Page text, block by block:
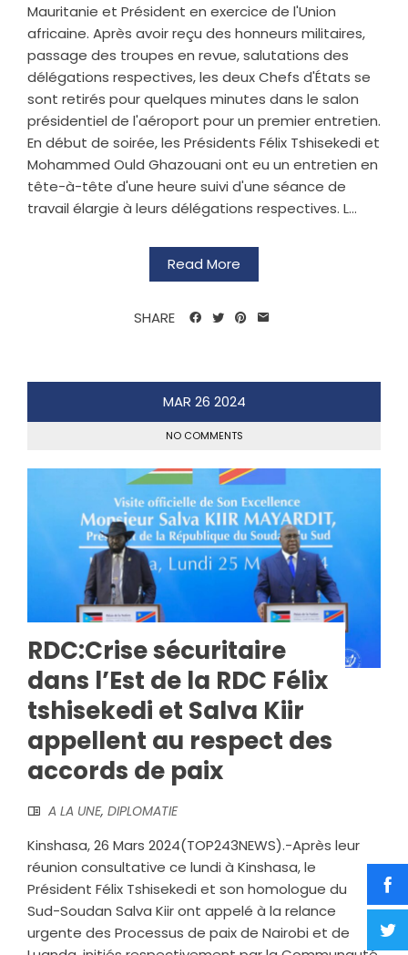
Mauritanie et Président en exercice de l'Union
africaine. Après avoir reçu des honneurs militaires,
passage des troupes en revue, salutations des
délégations respectives, les deux Chefs d'États se
sont retirés pour quelques minutes dans le salon
présidentiel de l'aéroport pour un premier entretien.
En début de soirée, les Présidents Félix Tshisekedi et
Mohammed Ould Ghazouani ont eu un entretien en
tête-à-tête d'une heure suivi d'une séance de
travail élargie à leurs délégations respectives. L...
Read More
SHARE
MAR 26 2024
NO COMMENTS
RDC:Crise sécuritaire
dans l’Est de la RDC Félix
tshisekedi et Salva Kiir
appellent au respect des
accords de paix
A LA UNE, DIPLOMATIE
Kinshasa, 26 Mars 2024(TOP243NEWS).-Après leur
réunion consultative ce lundi à Kinshasa, le
Président Félix Tshisekedi et son homologue du
Sud-Soudan Salva Kiir ont appelé à la relance
urgente des Processus de paix de Nairobi et de